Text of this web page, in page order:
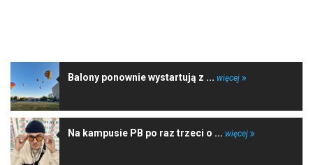
Balony ponownie wystartują z ... więcej
Na kampusie PB po raz trzeci o ... więcej